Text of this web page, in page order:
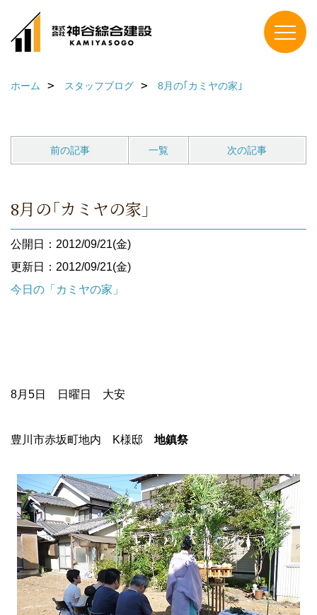
ホーム スタッフブログ 8月の｢カミヤの家｣
前の記事 一覧 次の記事
8月の｢カミヤの家｣
公開日：2012/09/21(金)
更新日：2012/09/21(金)
今日の「カミヤの家」
8月5日 日曜日 大安
豊川市赤坂町地内 K様邸 地鎮祭